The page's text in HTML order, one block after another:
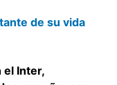
de su vida
el Inter,